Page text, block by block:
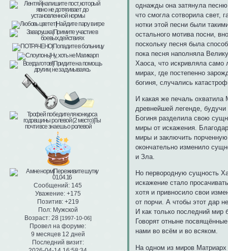
Сообщений: 145
Уважение: +175
Позитив: +219
Пол: Мужской
Возраст: 28 [1997-10-06]
Провел на форуме:
9 месяцев 12 дней
Последний визит:
однажды она затянула
что смогла сотворила свет,
нотки этой песни были
остального мотива посни,
поскольку песня была
пока песня наполняла
Хаоса, что искривляла само
мирах, где постепенно
богиня, случались
И какая же печаль охватила
древнейшей легенде,
Богиня разделила свою
миры от искажения.
миры и заключить
окончательно изменило
и Зла.
Но первородную сущность
искажение стало
хотя и привносило свои
от порчи. А чтобы этот дар
И как только последний
Говорят отныне
нами во всём и во всяком.
На одном из миров Матриарх